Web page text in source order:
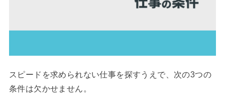
スピードを求められない仕事を探すうえで、次の3つの
条件は欠かせません。